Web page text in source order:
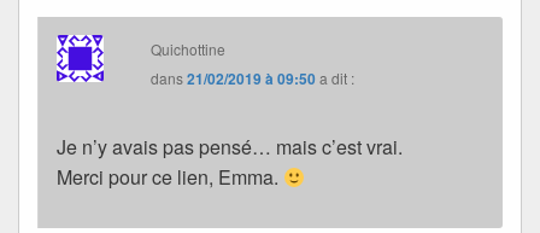
Quichottine
dans21/02/2019 à 09:50a dit :
Je n’y avais pas pensé… mais c’est vrai.
Merci pour ce lien, Emma.